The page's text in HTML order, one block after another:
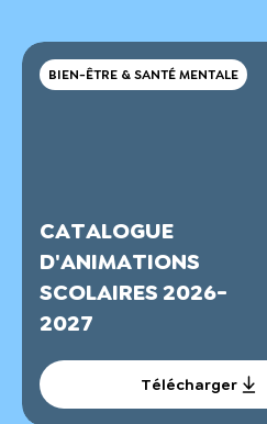
BIEN-ÊTRE & SANTÉ MENTALE
CATALOGUE
D'ANIMATIONS
SCOLAIRES 2026-
2027
Télécharger